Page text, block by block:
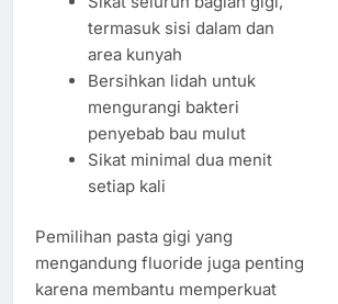
termasuk sisi dalam dan
area kunyah
Bersihkan lidah untuk
mengurangi bakteri
penyebab bau mulut
Sikat minimal dua menit
setiap kali
Pemilihan pasta gigi yang
mengandung fluoride juga penting
karena membantu memperkuat